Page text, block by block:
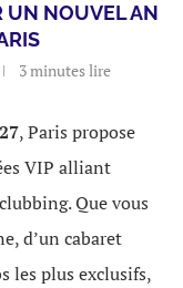
UN NOUVEL AN
3 minutes lire
, Paris propose
VIP alliant
Que vous
d’un cabaret
les plus exclusifs,